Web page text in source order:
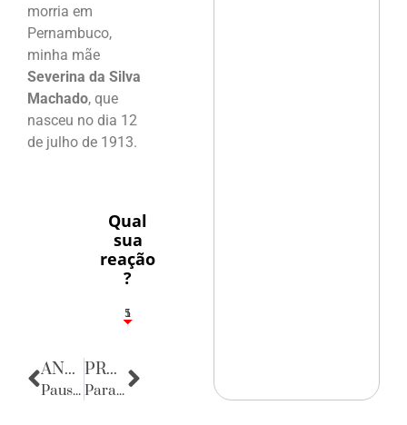
morria em
Pernambuco,
minha mãe
Severina da Silva
Machado, que
nasceu no dia 12
de julho de 1913.
Qual
sua
reação
?
1
5
ANTERIOR
Pausa poética
PRÓXIMA
Parabéns